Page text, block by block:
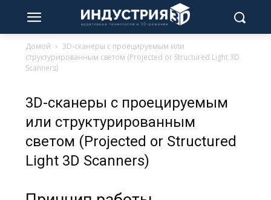
Домой
3D-сканеры с проецируемым или
структурированным светом (Projected or Structured Light 3D
Scanners)
3D-сканеры с проецируемым
или структурированным
светом (Projected or Structured
Light 3D Scanners)